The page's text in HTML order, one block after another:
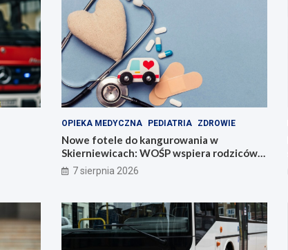
OPIEKA MEDYCZNA PEDIATRIA ZDROWIE
Nowe fotele do kangurowania w
Skierniewicach: WOŚP wspiera rodziców i
noworodki
7 sierpnia 2026